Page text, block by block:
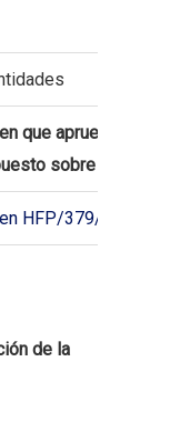
que aprueba los
sobre
HFP/379/2022, de
de la